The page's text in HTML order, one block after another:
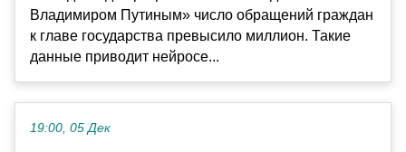
Владимиром Путиным» число обращений граждан
к главе государства превысило миллион. Такие
данные приводит нейросе...
19:00, 05 Дек